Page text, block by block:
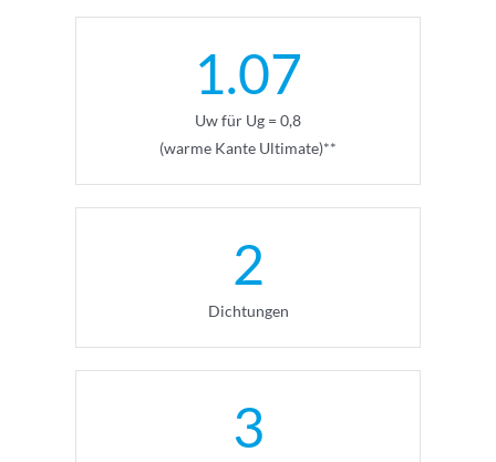
1.07
Uw für Ug = 0,8
(warme Kante Ultimate)**
2
Dichtungen
3